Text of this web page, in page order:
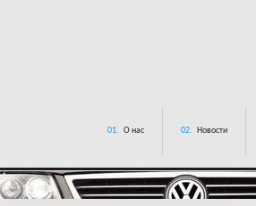
01. О нас 02. Новости